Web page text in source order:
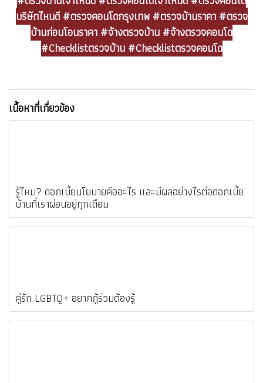
บริษัทไหนดี #ตรวจคอนโดกรุงเทพ #ตรวจบ้านราคา #ตรวจ
บ้านก่อนโอนราคา #จ้างตรวจบ้าน #จ้างตรวจคอนโด
#Checklistตรวจบ้าน #Checklistตรวจคอนโด
เนื้อหาที่เกี่ยวข้อง
รู้ไหม? ดอกเบี้ยนโยบายคืออะไร และมีผลอย่างไรต่อดอกเบี้ย
บ้านที่เราผ่อนอยู่ทุกเดือน
คู่รัก LGBTQ+ อยากกู้ร่วมต้องรู้